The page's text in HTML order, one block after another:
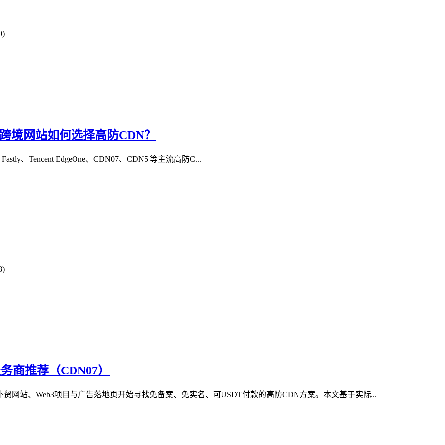
境网站如何选择高防CDN？
、Tencent EdgeOne、CDN07、CDN5 等主流高防C...
商推荐（CDN07）
网站、Web3项目与广告落地页开始寻找免备案、免实名、可USDT付款的高防CDN方案。本文基于实际...